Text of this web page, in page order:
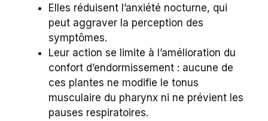
Elles réduisent l’anxiété nocturne, qui
peut aggraver la perception des
symptômes.
Leur action se limite à l’amélioration du
confort d’endormissement : aucune de
ces plantes ne modifie le tonus
musculaire du pharynx ni ne prévient les
pauses respiratoires.